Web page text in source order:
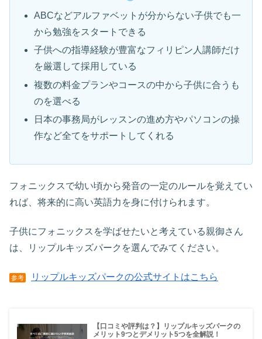
ABCなどアルファベットが分からない子供でも一
から勉強をスタートできる
子供への指導経験が豊富なフィリピン人講師だけ
を厳選して採用している
複数の料金プランやコースの中から子供に合うも
のを選べる
日本の事務局がレッスンの進め方やパソコンの操
作など全てをサポートしてくれる
フォニックスで幼い頃から発音の一定のルールを覚えてい
れば、将来的に高い英語力を身に付けられます。
子供にフォニックスを学ばせたいと考えている親御さん
は、リップルキッズパークを選んでみてください。
参考 リップルキッズパークの公式サイトはこちら
【口コミや評判は？】リップルキッズパークの
メリット9つとデメリット5つを全解説！